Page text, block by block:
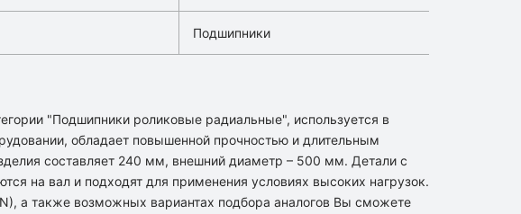
Подшипники
"Подшипники роликовые радиальные", используется в
обладает повышенной прочностью и длительным
составляет 240 мм, внешний диаметр – 500 мм. Детали с
на вал и подходят для применения условиях высоких нагрузок.
а также возможных вариантах подбора аналогов Вы сможете